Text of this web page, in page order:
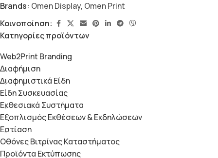
Brands: Omen Display, Omen Print
Κοινοποίηση:
Κατηγορίες προϊόντων
Web2Print Branding
Διαφήμιση
Διαφημιστικά Είδη
Είδη Συσκευασίας
Εκθεσιακά Συστήματα
Εξοπλισμός Εκθέσεων & Εκδηλώσεων
Εστίαση
Οθόνες Βιτρίνας Καταστήματος
Προϊόντα Εκτύπωσης